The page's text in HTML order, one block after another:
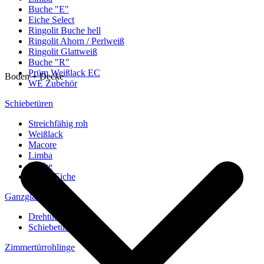
Buche "E"
Eiche Select
Ringolit Buche hell
Ringolit Ahorn / Perlweiß
Ringolit Glattweiß
Buche "R"
Prüm Weißlack EC
WE Zubehör
Schiebetüren
Streichfähig roh
Weißlack
Macore
Limba
Buche
europ. Eiche
Ganzglastüren
Drehtüren
Schiebetüren
Zimmertürrohlinge
Boden + Decke